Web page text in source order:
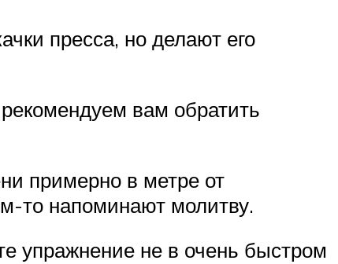
пресса, но делают его
вам обратить
примерно в метре от
то напоминают молитву.
упражнение не в очень быстром